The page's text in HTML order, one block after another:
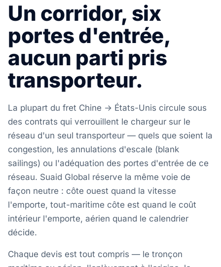
Un corridor, six
portes d'entrée,
aucun parti pris
transporteur.
La plupart du fret Chine → États-Unis circule sous
des contrats qui verrouillent le chargeur sur le
réseau d'un seul transporteur — quels que soient la
congestion, les annulations d'escale (blank
sailings) ou l'adéquation des portes d'entrée de ce
réseau. Suaid Global réserve la même voie de
façon neutre : côte ouest quand la vitesse
l'emporte, tout-maritime côte est quand le coût
intérieur l'emporte, aérien quand le calendrier
décide.
Chaque devis est tout compris — le tronçon